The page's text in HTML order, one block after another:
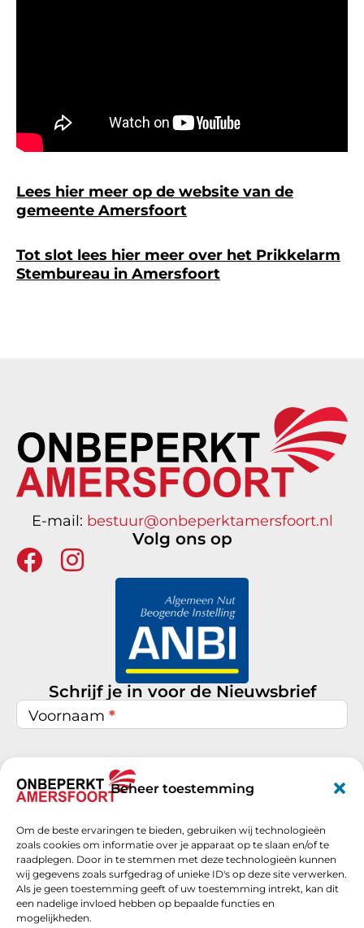
Beheer toestemming
Om de beste ervaringen te bieden, gebruiken wij technologieën
zoals cookies om informatie over je apparaat op te slaan en/of te
raadplegen. Door in te stemmen met deze technologieën kunnen
wij gegevens zoals surfgedrag of unieke ID's op deze site verwerken.
Als je geen toestemming geeft of uw toestemming intrekt, kan dit
een nadelige invloed hebben op bepaalde functies en
mogelijkheden.
Lees hier meer op de website van de
gemeente Amersfoort
Tot slot lees hier meer over het Prikkelarm
Stembureau in Amersfoort
E-mail: bestuur@onbeperktamersfoort.nl
Volg ons op
Schrijf je in voor de Nieuwsbrief
Nieuwsbrief
inschrijven
Voornaam *
Achternaam*
E-mail*
Schrijf je nu in